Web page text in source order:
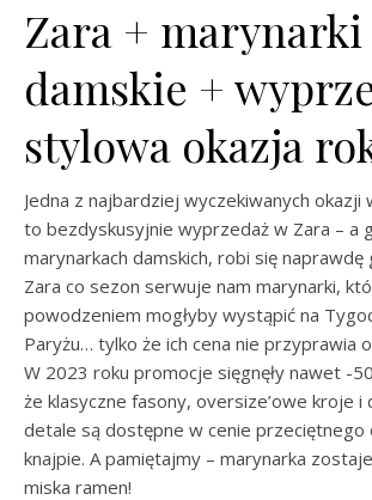
Zara + marynarki
damskie +
stylowa okazja
Jedna z najbardziej wyczekiwanych okazji
to bezdyskusyjnie wyprzedaż w Zara – a
marynarkach damskich, robi się naprawdę
Zara co sezon serwuje nam marynarki,
powodzeniem mogłyby wystąpić na
Paryżu… tylko że ich cena nie przyprawia
W 2023 roku promocje sięgnęły nawet -
że klasyczne fasony, oversize’owe kroje i
detale są dostępne w cenie przeciętnego
knajpie. A pamiętajmy – marynarka
miska ramen!